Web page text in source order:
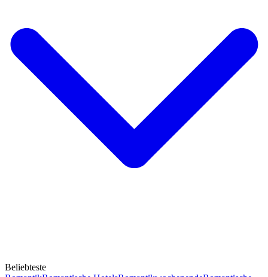
Beliebteste